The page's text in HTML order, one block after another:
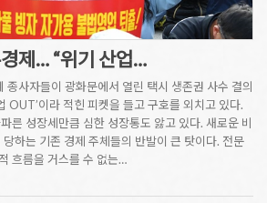
제… “위기 산업…
종사자들이 광화문에서 열린 택시 생존권 사수 결의
OUT’이라 적힌 피켓을 들고 구호를 외치고 있다.
른 성장세만큼 심한 성장통도 앓고 있다. 새로운 비
하는 기존 경제 주체들의 반발이 큰 탓이다. 전문
흐름을 거스를 수 없는…